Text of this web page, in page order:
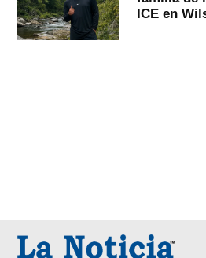
ICE en